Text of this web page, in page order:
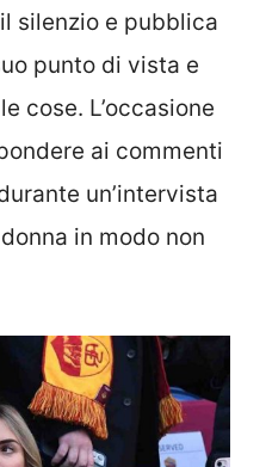
silenzio e pubblica
punto di vista e
cose. L’occasione
ai commenti
un’intervista
in modo non